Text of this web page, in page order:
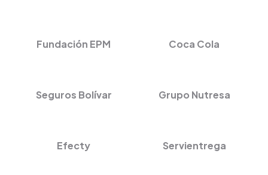
Fundación EPM Coca Cola
Seguros Bolívar Grupo Nutresa
Efecty Servientrega